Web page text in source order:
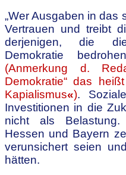
„Wer Ausgaben in das
Vertrauen und treibt
derjenigen, die
Demokratie
(Anmerkung d.
Demokratie“ das
Kapialismus«).
Investitionen in die
nicht als
Hessen und Bayern
verunsichert seien
hätten.